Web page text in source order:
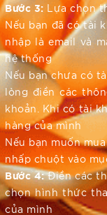
Bước 3: Lựa chọn
Nếu bạn đã có tài
nhập là email và
hệ thống
Nếu bạn chưa có
lòng điền các
khoản. Khi có tài
hàng của mình
Nếu bạn muốn
nhấp chuột vào
Bước 4:Điền các
chọn hình thức
của mình